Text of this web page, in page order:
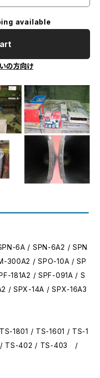
available
の方向け
6A / SPN-6A2 / SPN
300A2 / SPO-10A / SP
181A2 / SPF-091A / S
/ SPX-14A / SPX-16A3
1801 / TS-1601 / TS-1
/ TS-402 / TS-403 /